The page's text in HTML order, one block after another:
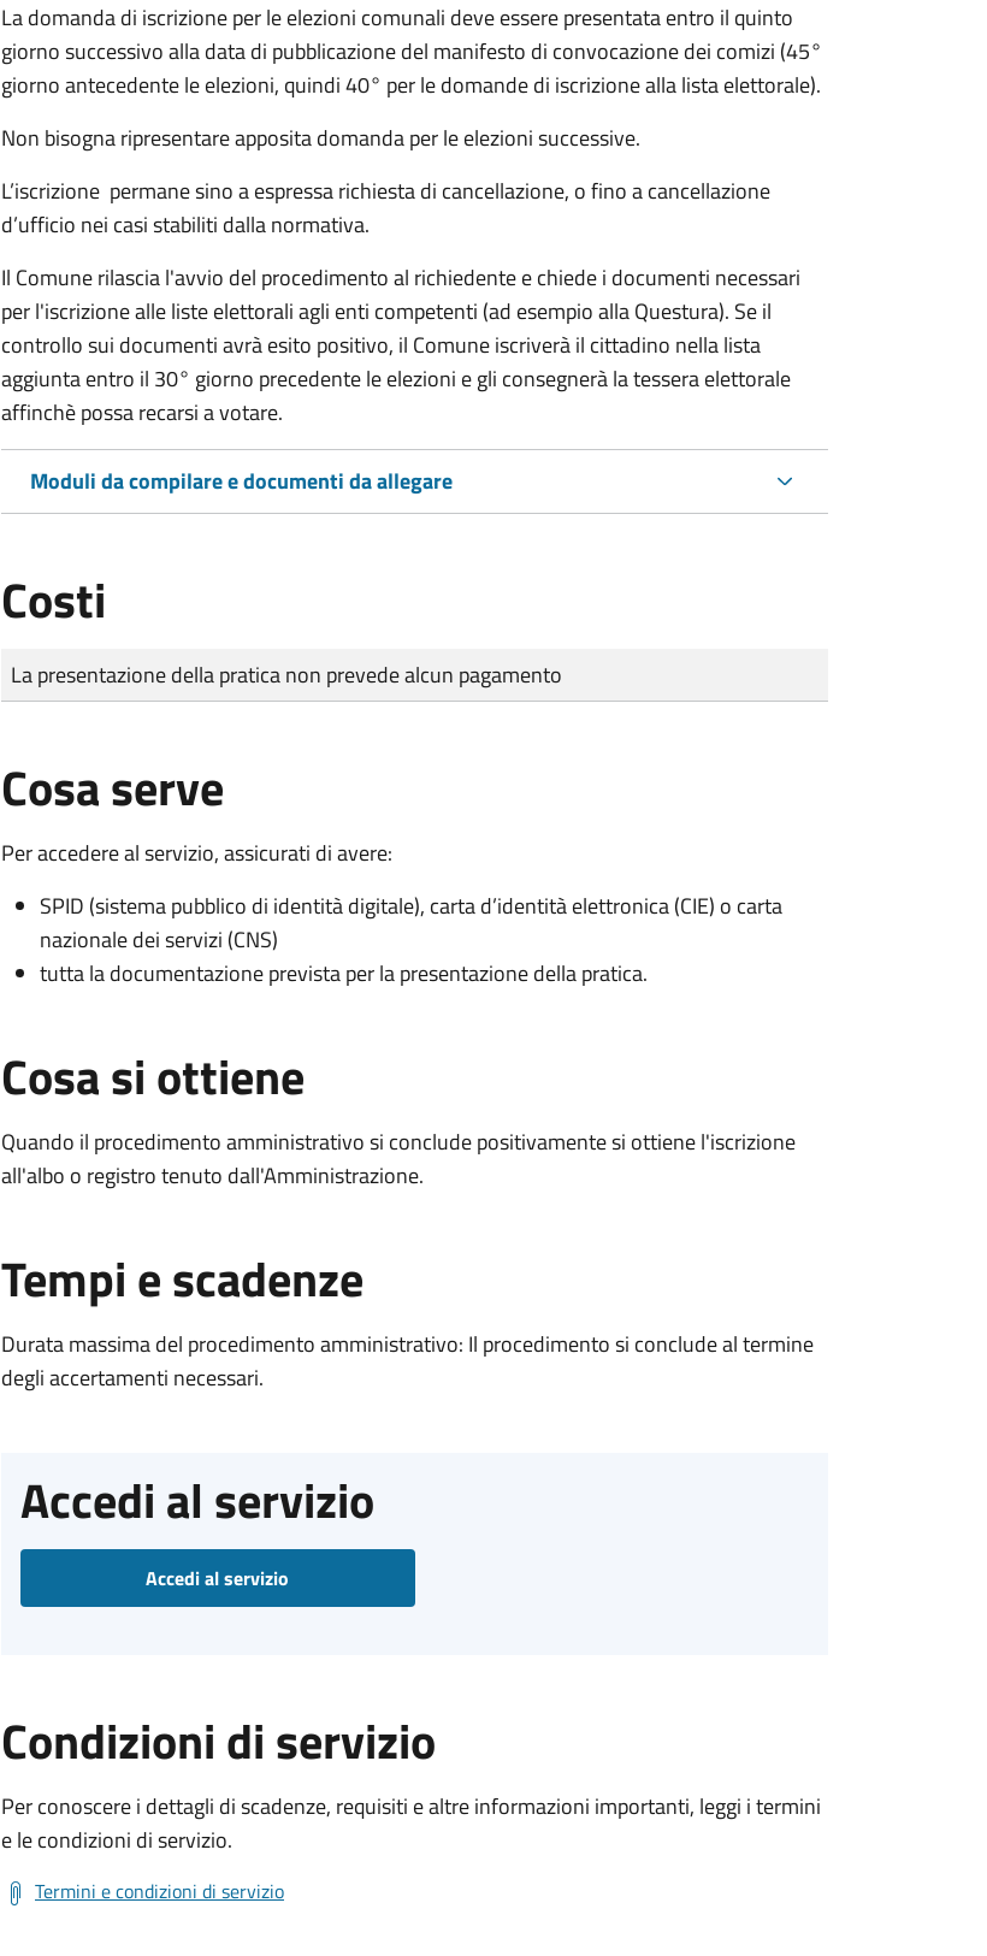
La domanda di iscrizione per le elezioni comunali deve essere presentata entro il quinto
giorno successivo alla data di pubblicazione del manifesto di convocazione dei comizi (45°
giorno antecedente le elezioni, quindi 40° per le domande di iscrizione alla lista elettorale).
Non bisogna ripresentare apposita domanda per le elezioni successive.
L’iscrizione permane sino a espressa richiesta di cancellazione, o fino a cancellazione
d’ufficio nei casi stabiliti dalla normativa.
Il Comune rilascia l'avvio del procedimento al richiedente e chiede i documenti necessari
per l'iscrizione alle liste elettorali agli enti competenti (ad esempio alla Questura). Se il
controllo sui documenti avrà esito positivo, il Comune iscriverà il cittadino nella lista
aggiunta entro il 30° giorno precedente le elezioni e gli consegnerà la tessera elettorale
affinchè possa recarsi a votare.
Moduli da compilare e documenti da allegare
Costi
Tipo di pagamento
Importo
La presentazione della pratica non prevede alcun pagamento
Cosa serve
Per accedere al servizio, assicurati di avere:
SPID (sistema pubblico di identità digitale), carta d’identità elettronica (CIE) o carta
nazionale dei servizi (CNS)
tutta la documentazione prevista per la presentazione della pratica.
Cosa si ottiene
Quando il procedimento amministrativo si conclude positivamente si ottiene l'iscrizione
all'albo o registro tenuto dall'Amministrazione.
Tempi e scadenze
Durata massima del procedimento amministrativo: Il procedimento si conclude al termine
degli accertamenti necessari.
Accedi al servizio
Accedi al servizio
Condizioni di servizio
Per conoscere i dettagli di scadenze, requisiti e altre informazioni importanti, leggi i termini
e le condizioni di servizio.
Termini e condizioni di servizio